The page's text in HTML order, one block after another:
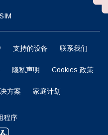
支持的设备 联系我们
隐私声明 Cookies 政策
方案 家庭计划
程序